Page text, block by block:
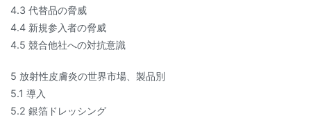
4.3 代替品の脅威
4.4 新規参入者の脅威
4.5 競合他社への対抗意識
5 放射性皮膚炎の世界市場、製品別
5.1 導入
5.2 銀箔ドレッシング